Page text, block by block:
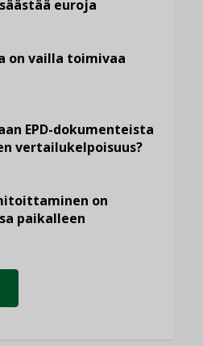
euroja
on vailla toimivaa
EPD-dokumenteista
vertailukelpoisuus?
on
paikalleen